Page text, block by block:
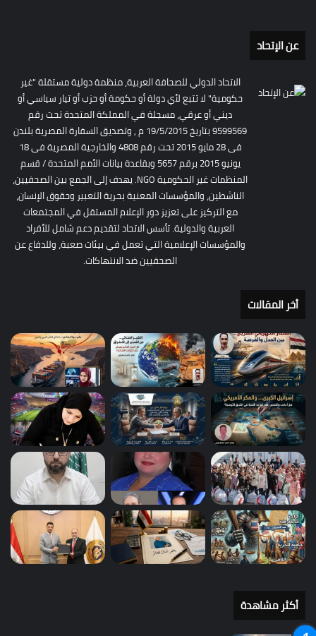
عن الإتحاد
الاتحاد الدولي للصحافة العربية، منظمة دولية مستقلة "غير
حكومية" لا تتبع لأي دولة أو حكومة أو حزب أو تيار سياسي أو
ديني أو عرقي، مسجلة في المملكة المتحدة تحت رقم
9599569 بتاريخ 19/5/2015 م , وتصديق السفارة المصرية بلندن
فى 28 مايو 2015 تحت رقم 4808 والخارجية المصرية فى 18
يونيو 2015 برقم 5657 وبقاعدة بيانات الأمم المتحدة / قسم
المنظمات غير الحكومية NGO. يهدف إلى الجمع بين الصحفيين،
الناشطين، والمؤسسات المعنية بحرية التعبير وحقوق الإنسان،
مع التركيز على تعزيز دور الإعلام المستقل في المجتمعات
العربية والدولية. تأسس الاتحاد لتقديم دعم شامل للأفراد
والمؤسسات الإعلامية التي تعمل في بيئات صعبة، وللدفاع عن
الصحفيين ضد الانتهاكات.
أخر المقالات
أكثر مشاهدة